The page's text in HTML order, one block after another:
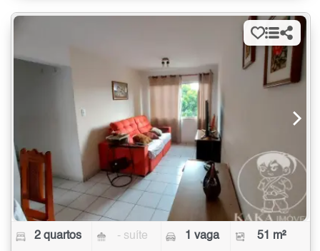
2 quartos - suíte 1 vaga 51 m²